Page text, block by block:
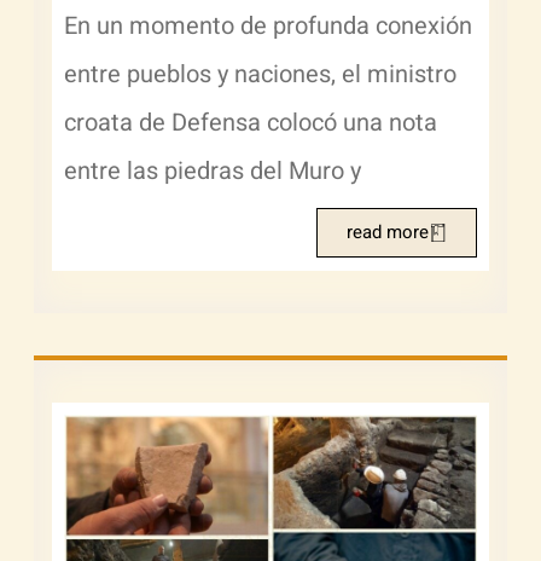
En un momento de profunda conexión
entre pueblos y naciones, el ministro
croata de Defensa colocó una nota
entre las piedras del Muro y
read more